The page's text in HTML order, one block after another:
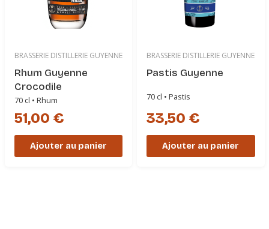
BRASSERIE DISTILLERIE GUYENNE
Rhum Guyenne
Crocodile
70 cl • Rhum
51,00 €
Ajouter au panier
BRASSERIE DISTILLERIE GUYENNE
Pastis Guyenne
70 cl • Pastis
33,50 €
Ajouter au panier